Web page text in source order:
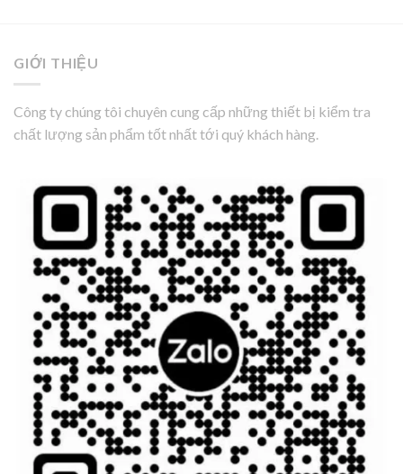
GIỚI THIỆU
Công ty chúng tôi chuyên cung cấp những thiết bị kiểm tra
chất lượng sản phẩm tốt nhất tới quý khách hàng.